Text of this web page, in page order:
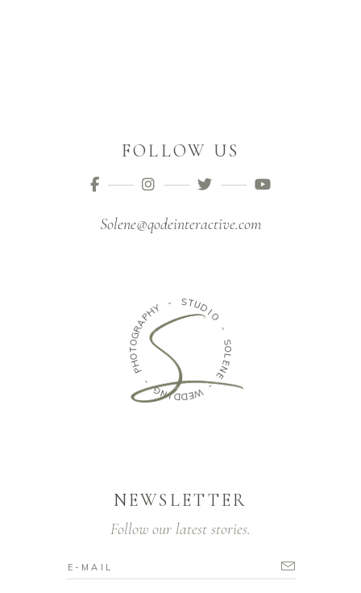
FOLLOW US
Solene@qodeinteractive.com
-
W
E
D
D
I
N
G
-
P
H
O
T
OGRA
P HY - STU
DI
O
-
S
O
L
E
N
E
NEWSLETTER
Follow our latest stories.